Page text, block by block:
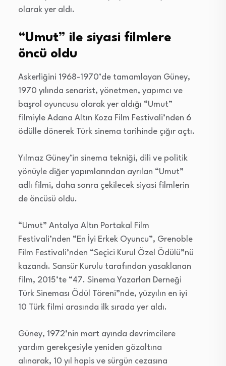
olarak yer aldı.
“Umut” ile siyasi filmlere
öncü oldu
Askerliğini 1968-1970’de tamamlayan Güney,
1970 yılında senarist, yönetmen, yapımcı ve
başrol oyuncusu olarak yer aldığı “Umut”
filmiyle Adana Altın Koza Film Festivali’nden 6
ödülle dönerek Türk sinema tarihinde çığır açtı.
Yılmaz Güney’in sinema tekniği, dili ve politik
yönüyle diğer yapımlarından ayrılan “Umut”
adlı filmi, daha sonra çekilecek siyasi filmlerin
de öncüsü oldu.
“Umut” Antalya Altın Portakal Film
Festivali’nden “En İyi Erkek Oyuncu”, Grenoble
Film Festivali’nden “Seçici Kurul Özel Ödülü”nü
kazandı. Sansür Kurulu tarafından yasaklanan
film, 2015’te “47. Sinema Yazarları Derneği
Türk Sineması Ödül Töreni”nde, yüzyılın en iyi
10 Türk filmi arasında ilk sırada yer aldı.
Güney, 1972’nin mart ayında devrimcilere
yardım gerekçesiyle yeniden gözaltına
alınarak, 10 yıl hapis ve sürgün cezasına